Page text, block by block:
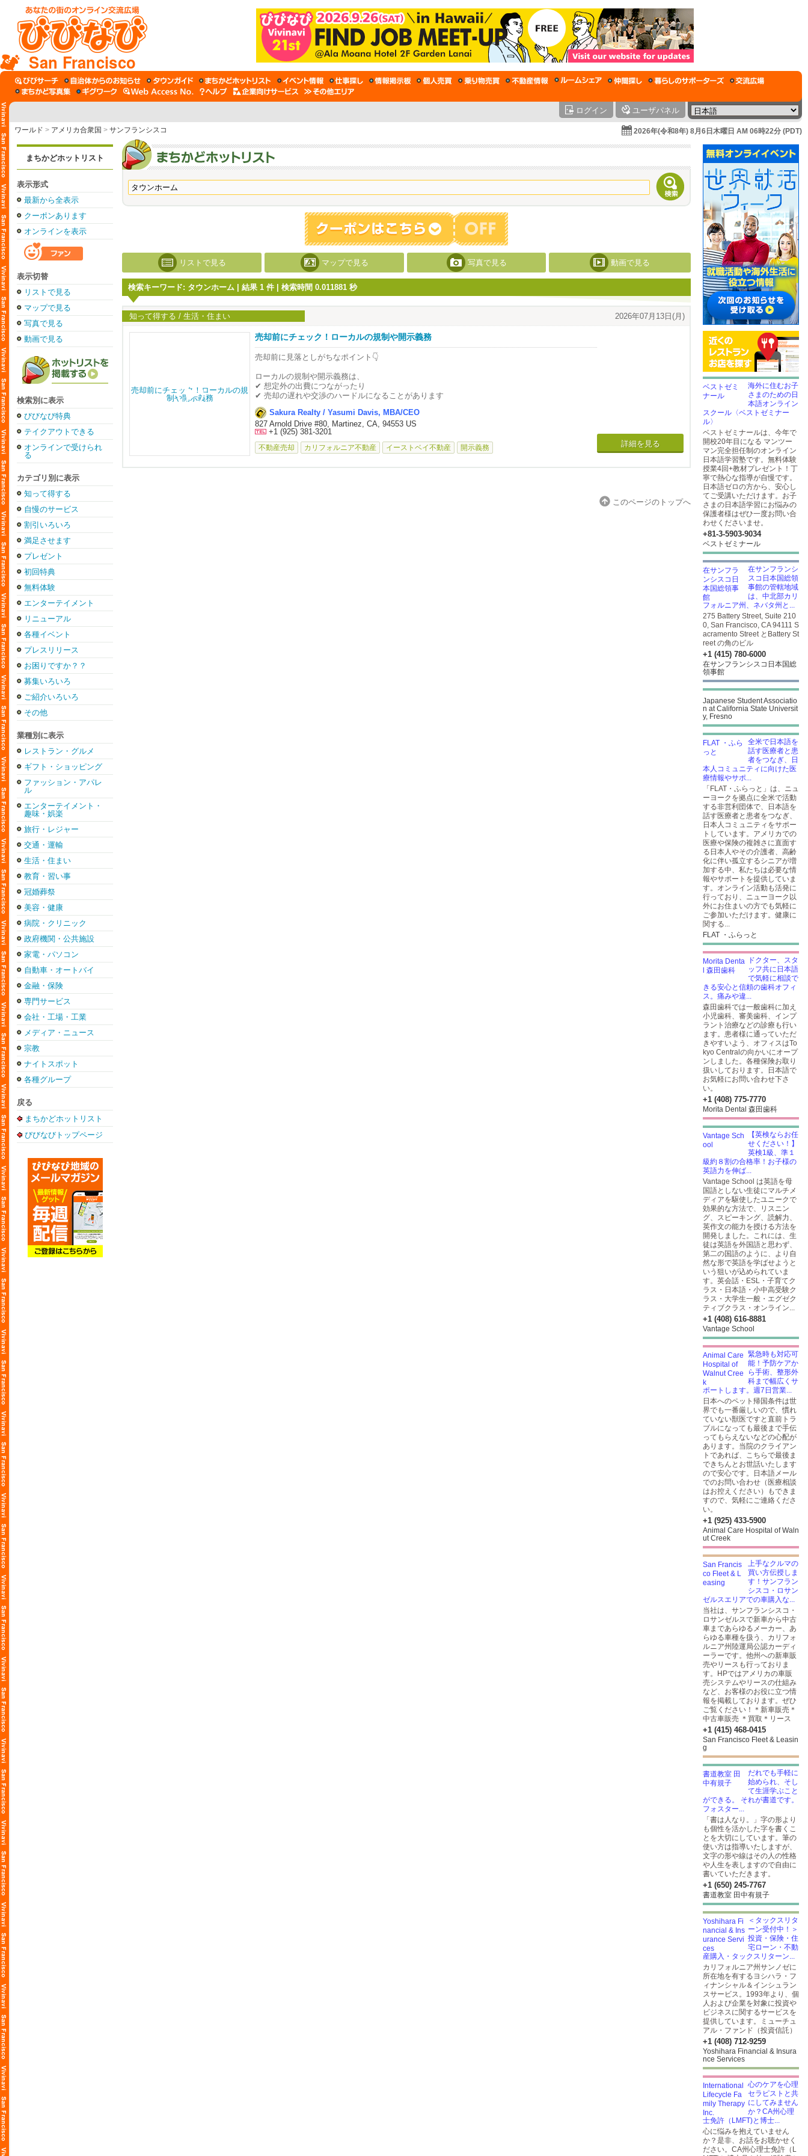
San Francisco
ログイン ユーザパネル
ワールド > アメリカ合衆国 > サンフランシスコ 2026年(令和8年) 8月6日木曜日 AM 06時22分 (PDT)
まちかどホットリスト
表示形式
最新から全表示
クーポンあります
オンラインを表示
表示切替
リストで見る
マップで見る
写真で見る
動画で見る
検索別に表示
びびなび特典
テイクアウトできる
オンラインで受けられ
る
カテゴリ別に表示
知って得する
自慢のサービス
割引いろいろ
満足させます
プレゼント
初回特典
無料体験
エンターテイメント
リニューアル
各種イベント
プレスリリース
お困りですか？？
募集いろいろ
ご紹介いろいろ
その他
業種別に表示
レストラン・グルメ
ギフト・ショッピング
ファッション・アパレ
ル
エンターテイメント・
趣味・娯楽
旅行・レジャー
交通・運輸
生活・住まい
教育・習い事
冠婚葬祭
美容・健康
病院・クリニック
政府機関・公共施設
家電・パソコン
自動車・オートバイ
金融・保険
専門サービス
会社・工場・工業
メディア・ニュース
宗教
ナイトスポット
各種グループ
戻る
まちかどホットリスト
びびなびトップページ
リストで見る マップで見る 写真で見る 動画で見る
検索キーワード: タウンホーム | 結果 1 件 | 検索時間 0.011881 秒
知って得する / 生活・住まい 2026年07月13日(月)
売却前にチェック！ローカルの規制や開示義務
売却前に見落としがちなポイント👇
ローカルの規制や開示義務は、
✔ 想定外の出費につながったり
✔ 売却の遅れや交渉のハードルになることがあります
例えば…
・Alameda County：Private Sewer Lateral、歩道規制（Oakland）
・West Contra Costa：下水対応、ガス自動遮断装置
・Solano County：下水検査レポート
・コンド／タウンホーム：SB 326（バルコニー・デッキ等）
Sakura Realty / Yasumi Davis, MBA/CEO
827 Arnold Drive #80, Martinez, CA, 94553 US
+1 (925) 381-3201
不動産売却 カリフォルニア不動産 イーストベイ不動産 開示義務 詳細を見る
このページのトップへ
海外に住むお子
さまのための日
本語オンライン
スクール〈ベストゼミナー
ル〉
ベストゼミナールは、今年で
開校20年目になる マンツー
マン完全担任制のオンライン
日本語学習塾です。無料体験
授業4回+教材プレゼント！丁
寧で熱心な指導が自慢です。
日本語ゼロの方から、安心し
てご受講いただけます。お子
さまの日本語学習にお悩みの
保護者様はぜひ一度お問い合
わせくださいませ。
+81-3-5903​-9034
ベストゼミナール
在サンフランシ
スコ日本国総領
事館の管轄地域
は、中北部カリ
フォルニア州、ネバタ州と...
275 Battery Street, Suite 210
0, San Francisco, CA 94111 S
acramento Street とBattery St
reet の角のビル
+1 (415) 780-6000
在サンフランシスコ日本国総
領事館
Japanese Student Associatio
n at California State Universit
y, Fresno
全米で日本語を
話す医療者と患
者をつなぎ、日
本人コミュニティに向けた医
療情報やサポ...
「FLAT・ふらっと」は、ニュ
ーヨークを拠点に全米で活動
する非営利団体で、日本語を
話す医療者と患者をつなぎ、
日本人コミュニティをサポー
トしています。アメリカでの
医療や保険の複雑さに直面す
る日本人やその介護者、高齢
化に伴い孤立するシニアが増
加する中、私たちは必要な情
報やサポートを提供していま
す。オンライン活動も活発に
行っており、ニューヨーク以
外にお住まいの方でも気軽に
ご参加いただけます。健康に
関する...
FLAT ・ふらっと
ドクター、スタ
ッフ共に日本語
で気軽に相談で
きる安心と信頼の歯科オフィ
ス。痛みや違...
森田歯科では一般歯科に加え
小児歯科、審美歯科、インプ
ラント治療などの診療も行い
ます。患者様に通っていただ
きやすいよう、オフィスはTo
kyo Centralの向かいにオープ
ンしました。各種保険お取り
扱いしております。日本語で
お気軽にお問い合わせ下さ
い。
+1 (408) 775-7770
Morita Dental 森田歯科
【英検ならお任
せください！】
英検1級、準１
級約８割の合格率！お子様の
英語力を伸ば...
Vantage School は英語を母
国語としない生徒にマルチメ
ディアを駆使したユニークで
効果的な方法で、リスニン
グ、スピーキング、読解力、
英作文の能力を授ける方法を
開発しました。これには、生
徒は英語を外国語と思わず、
第二の国語のように、より自
然な形で英語を学ばせようと
いう狙いが込められていま
す。英会話・ESL・子育てク
ラス・日本語・小中高受験ク
ラス・大学生一般・エグゼク
ティブクラス・オンライン...
+1 (408) 616-8881
Vantage School
緊急時も対応可
能！予防ケアか
ら手術、整形外
科まで幅広くサ
ポートします。週7日営業...
日本へのペット帰国条件は世
界でも一番厳しいので、慣れ
ていない獣医ですと直前トラ
ブルになっても最後まで手伝
ってもらえないなどの心配が
あります。当院のクライアン
トであれば、こちらで最後ま
できちんとお世話いたします
ので安心です。日本語メール
でのお問い合わせ（医療相談
はお控えください）もできま
すので、気軽にご連絡くださ
い。
+1 (925) 433-5900
Animal Care Hospital of Waln
ut Creek
上手なクルマの
買い方伝授しま
す！サンフラン
シスコ・ロサン
ゼルスエリアでの車購入な...
当社は、サンフランシスコ・
ロサンゼルスで新車から中古
車まであらゆるメーカー、あ
らゆる車種を扱う、カリフォ
ルニア州陸運局公認カーディ
ーラーです。他州への新車販
売やリースも行っておりま
す。HPではアメリカの車販
売システムやリースの仕組み
など、お客様のお役に立つ情
報を掲載しております。ぜひ
ご覧ください！＊新車販売＊
中古車販売 ＊買取＊リース
+1 (415) 468-0415
San Francisco Fleet & Leasin
g
だれでも手軽に
始められ、そし
て生涯学ぶこと
ができる。 それが書道です。
フォスター...
「書は人なり。」字の形より
も個性を活かした字を書くこ
とを大切にしています。筆の
使い方は指導いたしますが、
文字の形や線はその人の性格
や人生を表しますので自由に
書いていただきます。
+1 (650) 245-7767
書道教室 田中有規子
＜タックスリタ
ーン受付中！＞
投資・保険・住
宅ローン・不動
産購入・タックスリターン...
カリフォルニア州サンノゼに
所在地を有するヨシハラ・フ
ィナンシャル＆インシュラン
スサービス。1993年より、個
人および企業を対象に投資や
ビジネスに関するサービスを
提供しています。ミューチュ
アル・ファンド（投資信託）
+1 (408) 712-9259
Yoshihara Financial & Insura
nce Services
心のケアを心理
セラピストと共
にしてみません
か？CA州心理
士免許（LMFT)と博士...
心に悩みを抱えていません
か？是非、お話をお聴かせく
ださい。CA州心理士免許（L